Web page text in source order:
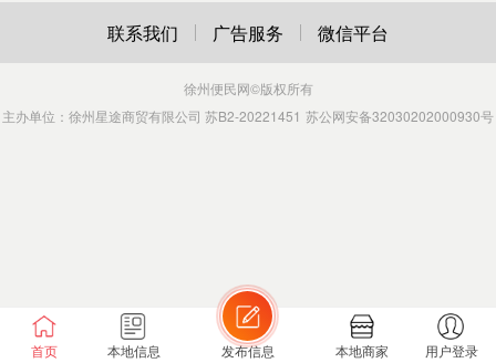
首页 本地信息 发布信息 本地商家 用户登录
联系我们 广告服务 微信平台
徐州便民网©版权所有
主办单位：徐州星途商贸有限公司 苏B2-20221451 苏公网安备32030202000930号